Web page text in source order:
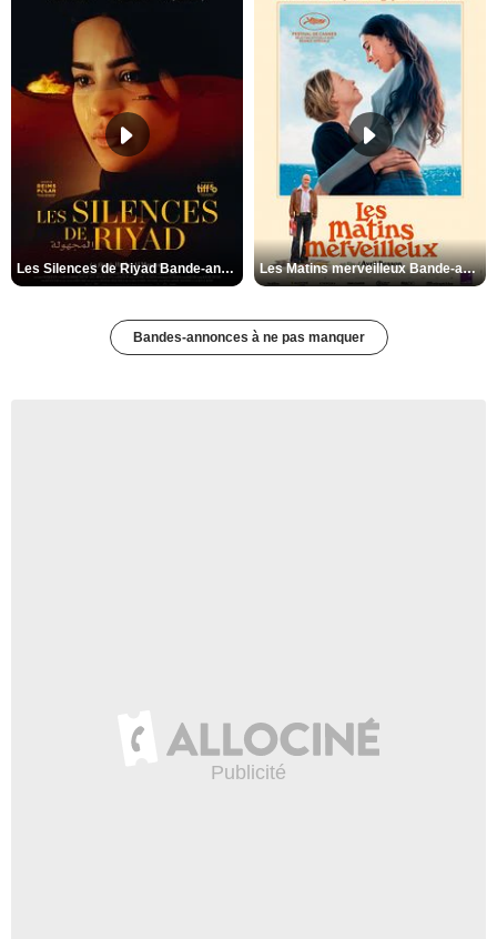
Les Silences de Riyad Bande-annonce VO STFR Les Matins merveilleux Bande-annonce VF
Bandes-annonces à ne pas manquer